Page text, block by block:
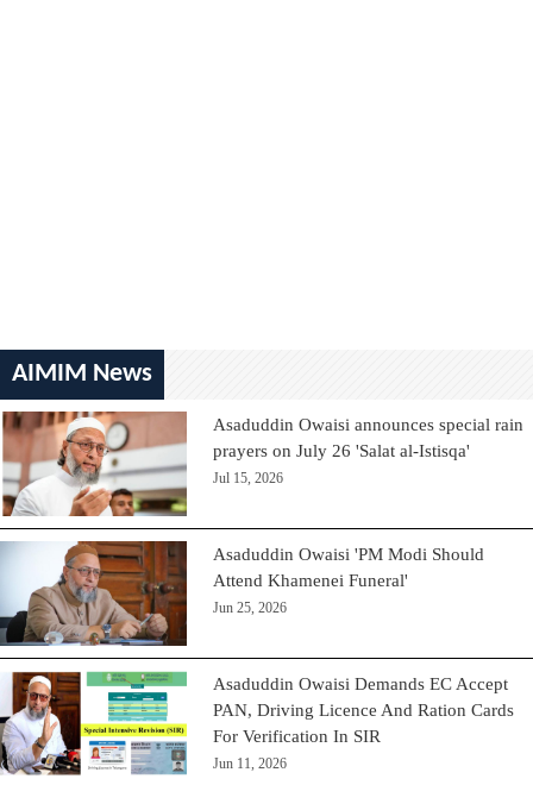
AIMIM News
Asaduddin Owaisi announces special rain
prayers on July 26 'Salat al-Istisqa'
Jul 15, 2026
Asaduddin Owaisi 'PM Modi Should
Attend Khamenei Funeral'
Jun 25, 2026
Asaduddin Owaisi Demands EC Accept
PAN, Driving Licence And Ration Cards
For Verification In SIR
Jun 11, 2026